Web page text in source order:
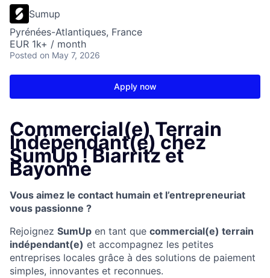
Sumup
Pyrénées-Atlantiques, France
EUR 1k+ / month
Posted on May 7, 2026
Apply now
Commercial(e) Terrain
Indépendant(e) chez
SumUp ! Biarritz et
Bayonne
Vous aimez le contact humain et l’entrepreneuriat
vous passionne ?
Rejoignez SumUp en tant que commercial(e) terrain
indépendant(e) et accompagnez les petites
entreprises locales grâce à des solutions de paiement
simples, innovantes et reconnues.